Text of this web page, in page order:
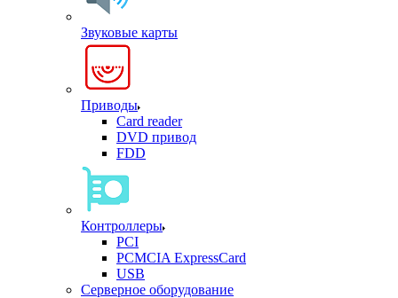
Звуковые карты
Приводы
Card reader
DVD привод
FDD
Контроллеры
PCI
PCMCIA ExpressCard
USB
Cерверное оборудование